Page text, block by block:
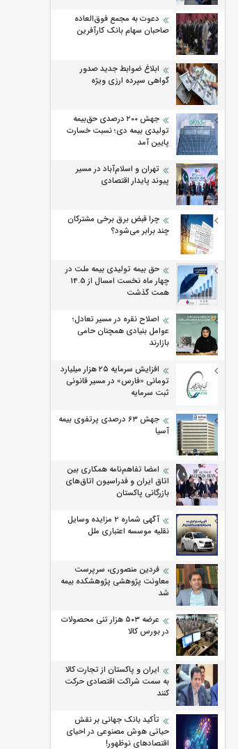
دعوت به مجمع فوق‌العاده
صاحبان سهام بانک کارآفرین
ابلاغ ضوابط جدید صدور
گواهی سپرده ارزی ویژه
جهش ۲۰۰ درصدی حق‌بیمه
تولیدی بیمه دی؛ نسبت خسارت
پایین آمد
تهران و اسلام‌آباد در مسیر
پیوند پایدار اقتصادی
چرا قبض برق برخی مشترکان
چند برابر می‌شود؟
حق بیمه تولیدی بیمه ملت در
چهار ماه نخست امسال از 14.5
همت گذشت
اصلاح نقره در مسیر تعادل؛
عوامل بنیادی همچنان حامی
بازارند
افزایش سرمایه ۲۵ هزار میلیارد
تومانی «فارس» در مسیر قانونی
ثبت سرمایه
جهش ۶۳ درصدی پرتفوی بیمه
آسیا
امضا تفاهم‌نامه همکاری بین
اتاق ایران و فدراسیون اتاق‌های
بازرگانی پاکستان
آگهی شماره 2 مزایده وسایل
نقلیه موسسه اعتباری ملل
فردین منصوری، سرپرست
معاونت پژوهشی پژوهشكده بیمه
شد
عرضه ۵۰۳ هزار تنی محصولات
در بورس کالا
ایران و پاکستان از تجارت کالا
به سمت شراکت اقتصادی حرکت
کنند
تأکید بانک جهانی بر نقش
حیاتی هوش مصنوعی در احیای
اقتصادهای نوظهور!